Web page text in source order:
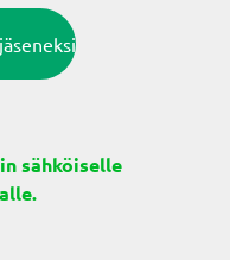
sähköiselle